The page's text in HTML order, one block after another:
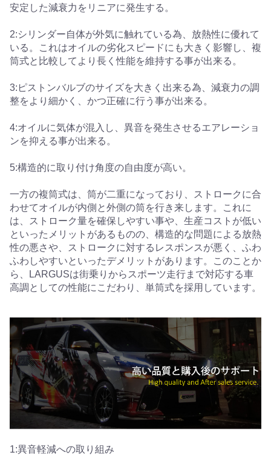
安定した減衰力をリニアに発生する。
2:シリンダー自体が外気に触れている為、放熱性に優れて
いる。これはオイルの劣化スピードにも大きく影響し、複
筒式と比較してより長く性能を維持する事が出来る。
3:ピストンバルブのサイズを大きく出来る為、減衰力の調
整をより細かく、かつ正確に行う事が出来る。
4:オイルに気体が混入し、異音を発生させるエアレーショ
ンを抑える事が出来る。
5:構造的に取り付け角度の自由度が高い。
一方の複筒式は、筒が二重になっており、ストロークに合
わせてオイルが内側と外側の筒を行き来します。これに
は、ストローク量を確保しやすい事や、生産コストが低い
といったメリットがあるものの、構造的な問題による放熱
性の悪さや、ストロークに対するレスポンスが悪く、ふわ
ふわしやすいといったデメリットがあります。このことか
ら、LARGUSは街乗りからスポーツ走行まで対応する車
高調としての性能にこだわり、単筒式を採用しています。
1:異音軽減への取り組み